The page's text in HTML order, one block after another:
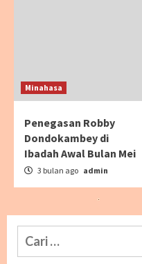
Minahasa
Penegasan Robby
Dondokambey di
Ibadah Awal Bulan Mei
3 bulan ago admin
Cari
untuk: